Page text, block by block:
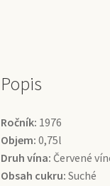
Popis
Ročník: 1976
Objem: 0,75l
Druh vína: Červené
Obsah cukru: Suché